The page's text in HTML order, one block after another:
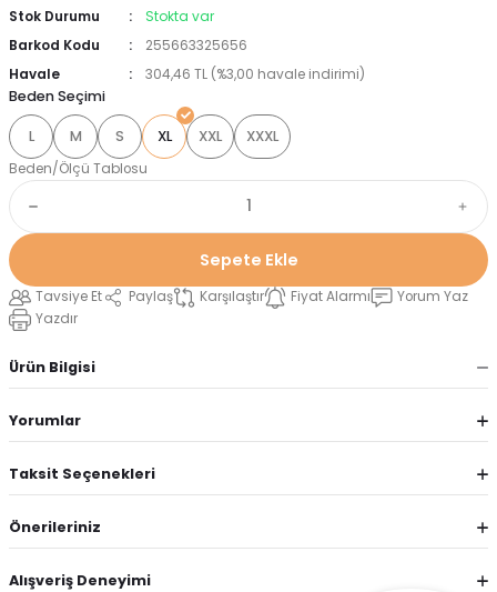
Stok Durumu
Stokta var
Barkod Kodu
255663325656
Havale
304,46 TL (%3,00 havale indirimi)
Beden Seçimi
L M S XL XXL XXXL
Beden/Ölçü Tablosu
Sepete Ekle
Tavsiye Et Paylaş Karşılaştır Fiyat Alarmı
Yorum Yaz
Yazdır
Ürün Bilgisi
Yorumlar
Taksit Seçenekleri
Önerileriniz
Alışveriş Deneyimi